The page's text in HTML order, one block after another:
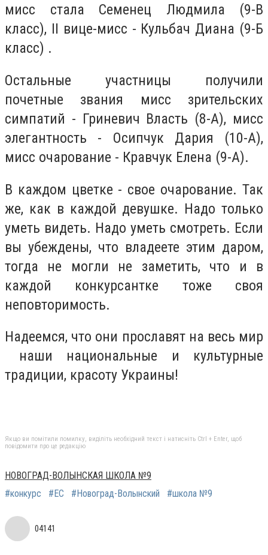
мисс стала Семенец Людмила (9-В
класс), II вице-мисс - Кульбач Диана (9-Б
класс) .
Остальные участницы получили
почетные звания мисс зрительских
симпатий - Гриневич Власть (8-А), мисс
элегантность - Осипчук Дария (10-А),
мисс очарование - Кравчук Елена (9-А).
В каждом цветке - свое очарование. Так
же, как в каждой девушке. Надо только
уметь видеть. Надо уметь смотреть. Если
вы убеждены, что владеете этим даром,
тогда не могли не заметить, что и в
каждой конкурсантке тоже своя
неповторимость.
Надеемся, что они прославят на весь мир
наши национальные и культурные
традиции, красоту Украины!
Якщо ви помітили помилку, виділіть необхідний текст і натисніть Ctrl + Enter, щоб
повідомити про це редакцію
НОВОГРАД-ВОЛЫНСКАЯ ШКОЛА №9
#конкурс
#ЕС #Новоград-Волынский #школа №9
04141